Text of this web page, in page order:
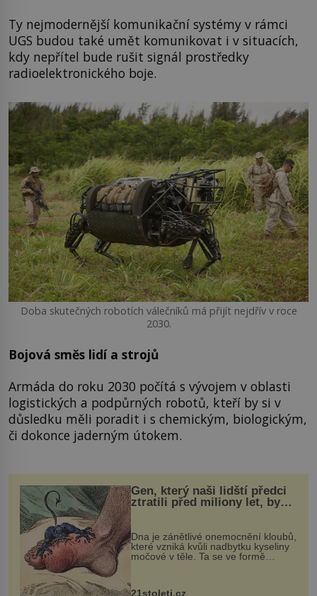
Ty nejmodernější komunikační systémy v rámci
UGS budou také umět komunikovat i v situacích,
kdy nepřítel bude rušit signál prostředky
radioelektronického boje.
Doba skutečných robotích válečníků má přijít nejdřív v roce
2030.
Bojová směs lidí a strojů
Armáda do roku 2030 počítá s vývojem v oblasti
logistických a podpůrných robotů, kteří by si v
důsledku měli poradit i s chemickým, biologickým,
či dokonce jaderným útokem.
Gen, který naši lidští předci
ztratili před miliony let, by
mohl pomoci s léčbou
„nemoci králů“
Dna je zánětlivé onemocnění kloubů,
které vzniká kvůli nadbytku kyseliny
močové v těle. Ta se ve formě
nohou, a způsobuje bole...
21stoleti.cz